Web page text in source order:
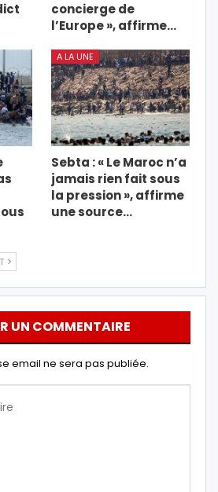
concierge de
l’Europe », affirme…
A LA UNE
Sebta : « Le Maroc n’a
jamais rien fait sous
la pression », affirme
une source…
UN COMMENTAIRE
email ne sera pas publiée.